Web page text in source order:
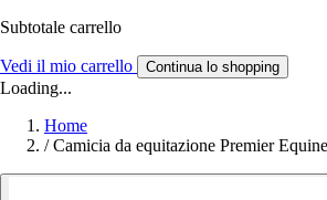
Subtotale carrello
Vedi il mio carrello Continua lo shopping
Loading...
Home
/ Camicia da equitazione Premier